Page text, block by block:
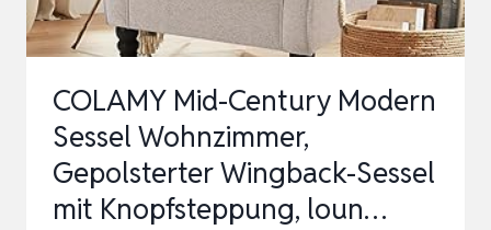
COLAMY Mid-Century Modern
Sessel Wohnzimmer,
Gepolsterter Wingback-Sessel
mit Knopfsteppung, loun…